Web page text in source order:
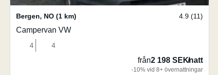
Bergen, NO (1 km) 4.9 (11)
Campervan VW
4 4
från2 198 SEK/natt
-10% vid 8+ övernattningar